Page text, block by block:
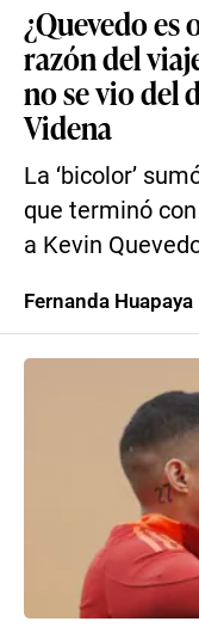
¿Quevedo es
razón del
no se vio del
Videna
La ‘bicolor’
que terminó
a Kevin
Fernanda Huapaya